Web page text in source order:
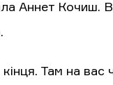
Аннет Кочиш. В
Там на вас